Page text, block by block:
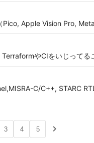
Apple Vision Pro,
やCIをいじってる
C/C++, STARC
3 4 5 navigate_next